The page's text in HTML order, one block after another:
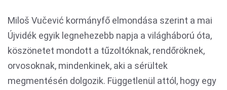
Miloš Vučević kormányfő elmondása szerint a mai
Újvidék egyik legnehezebb napja a világháború óta,
köszönetet mondott a tűzoltóknak, rendőröknek,
orvosoknak, mindenkinek, aki a sérültek
megmentésén dolgozik. Függetlenül attól, hogy egy